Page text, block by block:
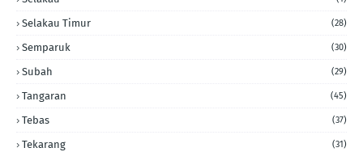
Selakau Timur (28)
Semparuk (30)
Subah (29)
Tangaran (45)
Tebas (37)
Tekarang (31)